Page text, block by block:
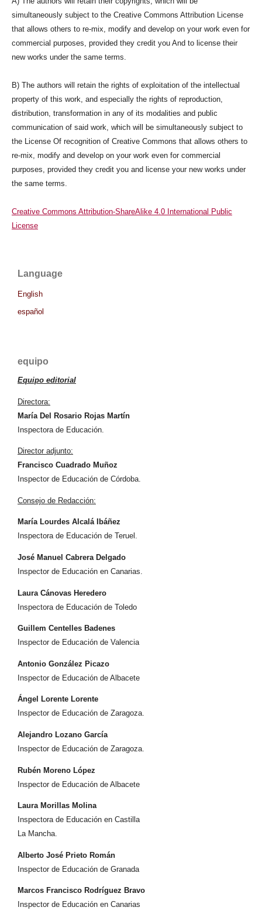
simultaneously subject to the Creative Commons Attribution License
that allows others to re-mix, modify and develop on your work even for
commercial purposes, provided they credit you And to license their
new works under the same terms.
B) The authors will retain the rights of exploitation of the intellectual
property of this work, and especially the rights of reproduction,
distribution, transformation in any of its modalities and public
communication of said work, which will be simultaneously subject to
the License Of recognition of Creative Commons that allows others to
re-mix, modify and develop on your work even for commercial
purposes, provided they credit you and license your new works under
the same terms.
Creative Commons Attribution-ShareAlike 4.0 International Public
License
Language
English
español
equipo
Equipo editorial
Directora:
María Del Rosario Rojas Martín
Inspectora de Educación.
Director adjunto:
Francisco Cuadrado Muñoz
Inspector de Educación de Córdoba.
Consejo de Redacción:
María Lourdes Alcalá Ibáñez
Inspectora de Educación de Teruel.
José Manuel Cabrera Delgado
Inspector de Educación en Canarias.
Laura Cánovas Heredero
Inspectora de Educación de Toledo
Guillem Centelles Badenes
Inspector de Educación de Valencia
Antonio González Picazo
Inspector de Educación de Albacete
Ángel Lorente Lorente
Inspector de Educación de Zaragoza.
Alejandro Lozano García
Inspector de Educación de Zaragoza.
Rubén Moreno López
Inspector de Educación de Albacete
Laura Morillas Molina
Inspectora de Educación en Castilla
La Mancha.
Alberto José Prieto Román
Inspector de Educación de Granada
Marcos Francisco Rodríguez Bravo
Inspector de Educación en Canarias